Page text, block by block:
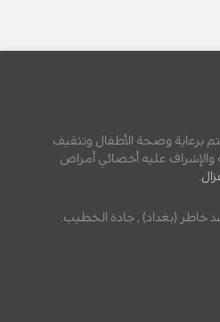
برعاية وصحة الأطفال وتثقيف
والإشراف عليه أخصائي أمراض
.
خاطر (بغداد) , جادة الخطيب.